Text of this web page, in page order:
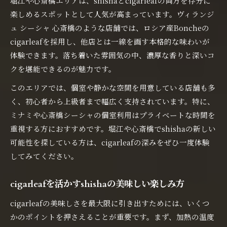
楽しめるスポットとして人気が高まっています。ヴィランジ
ュ シーシャ 心斎橋のような店舗では、ロシア産Boncheの
cigarleafを採用し、他店とは一線を画す本格的な味わいが
体験できます。落ち着いた雰囲気の中、濃厚な香りと深いコ
クを堪能できるのが魅力です。
このエリアでは、個室や静かな空間を用意している店舗も多
く、初心者から上級者まで幅広く支持されています。特に、
ミナミや心斎橋シーシャの個室利用はプライベートな時間を
重視する方におすすめです。堀江や心斎橋でshishaの新しい
可能性を探している方は、cigarleafの深みをぜひ一度体験
してみてください。
cigarleafを活かすshishaの美味しい楽しみ方
cigarleafの美味しさを最大限に引き出すためには、いくつ
かのポイントを押さえることが重要です。まず、加熱の温度